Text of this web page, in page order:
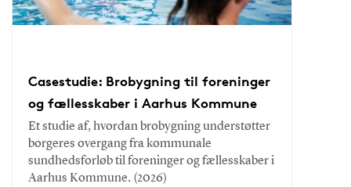
Casestudie: Brobygning til foreninger
og fællesskaber i Aarhus Kommune
Et studie af, hvordan brobygning understøtter
borgeres overgang fra kommunale
sundhedsforløb til foreninger og fællesskaber i
Aarhus Kommune. (2026)